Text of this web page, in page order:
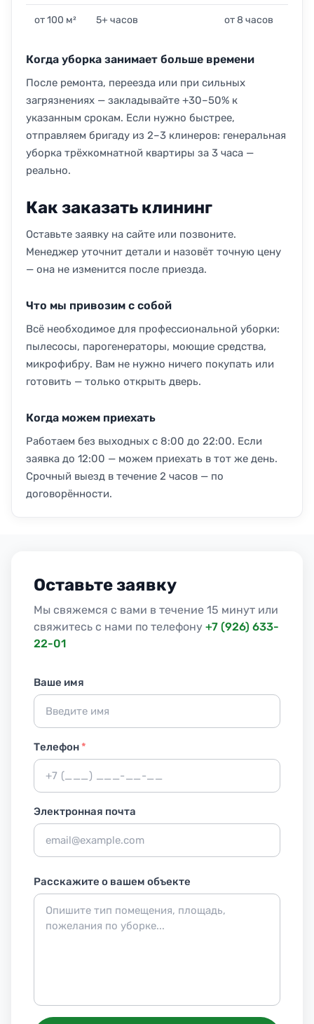
от 100 м² 5+ часов от 8 часов
Когда уборка занимает больше времени
После ремонта, переезда или при сильных
загрязнениях — закладывайте +30–50% к
указанным срокам. Если нужно быстрее,
отправляем бригаду из 2–3 клинеров: генеральная
уборка трёхкомнатной квартиры за 3 часа —
реально.
Как заказать клининг
Оставьте заявку на сайте или позвоните.
Менеджер уточнит детали и назовёт точную цену
— она не изменится после приезда.
Что мы привозим с собой
Всё необходимое для профессиональной уборки:
пылесосы, парогенераторы, моющие средства,
микрофибру. Вам не нужно ничего покупать или
готовить — только открыть дверь.
Когда можем приехать
Работаем без выходных с 8:00 до 22:00. Если
заявка до 12:00 — можем приехать в тот же день.
Срочный выезд в течение 2 часов — по
договорённости.
Оставьте заявку
Мы свяжемся с вами в течение 15 минут или
свяжитесь с нами по телефону +7 (926) 633-
22-01
Ваше имя
Телефон*
Электронная почта
Расскажите о вашем объекте